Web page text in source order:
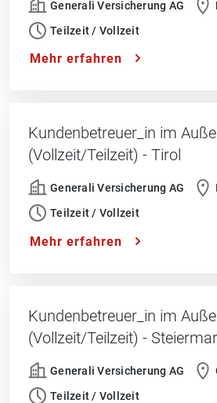
Generali Versicherung AG
Teilzeit / Vollzeit
Mehr erfahren
Kundenbetreuer_in im
(Vollzeit/Teilzeit) - Tirol
Generali Versicherung AG
Teilzeit / Vollzeit
Mehr erfahren
Kundenbetreuer_in im
(Vollzeit/Teilzeit) -
Generali Versicherung AG
Teilzeit / Vollzeit